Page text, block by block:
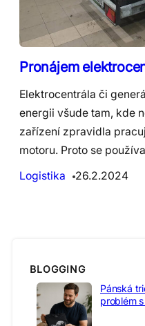
Pronájem
Elektrocentrála či
energii všude tam, kde
zařízení zpravidla
motoru. Proto se
Logistika
26.2.2024
BLOGGING
Pánská
problém